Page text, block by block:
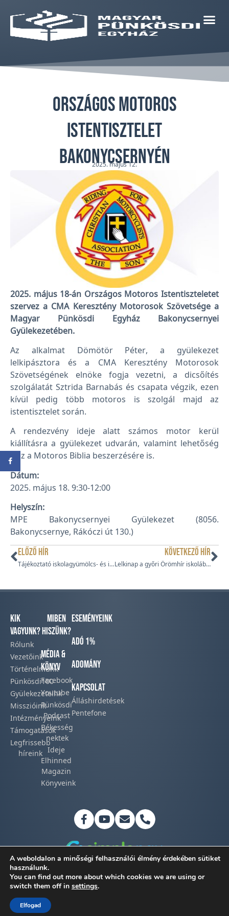
Országos Motoros
Istentisztelet
Bakonycsernyén
2025. május 12.
2025. május 18-án Országos Motoros Istentiszteletet
szervez a CMA Keresztény Motorosok Szövetsége a
Magyar Pünkösdi Egyház Bakonycsernyei
Gyülekezetében.
Az alkalmat Dömötör Péter, a gyülekezet
lelkipásztora és a CMA Keresztény Motorosok
Szövetségének elnöke fogja vezetni, a dicsőítés
szolgálatát Sztrida Barnabás és csapata végzik, ezen
kívül pedig több motoros is szolgál majd az
istentisztelet során.
A rendezvény ideje alatt számos motor kerül
kiállításra a gyülekezet udvarán, valamint lehetőség
lesz a Motoros Biblia beszerzésére is.
Dátum:
2025. május 18. 9:30-12:00
Helyszín:
MPE Bakonycsernyei Gyülekezet (8056.
Bakonycsernye, Rákóczi út 130.)
ELŐZŐ HÍR
Tájékoztató iskolagyümölcs- és iskolazöldség-program kiválasztási eljárásáról
KÖVETKEZŐ HÍR
Lelkinap a győri Örömhír iskolában
Kik
vagyunk?
Rólunk
Vezetőink
Történelmünk​
Pünkösdi100
Gyülekezeteink​
Misszióink​
Intézményeink
Támogatások
Legfrissebb
híreink​
Miben
hiszünk?
Média &
Könyv
Facebook​
Youtube
Pünkösdi
Podcast​
Békesség
nektek
Ideje
Elhinned
Magazin
Könyveink
Eseményeink
Adó 1%
Adomány
Kapcsolat
Álláshirdetések
Pentefone
Adatkezelési tájékoztató
A weboldalon a minőségi felhasználói élmény érdekében sütiket
használunk.
You can find out more about which cookies we are using or
switch them off in settings.
Elfogad